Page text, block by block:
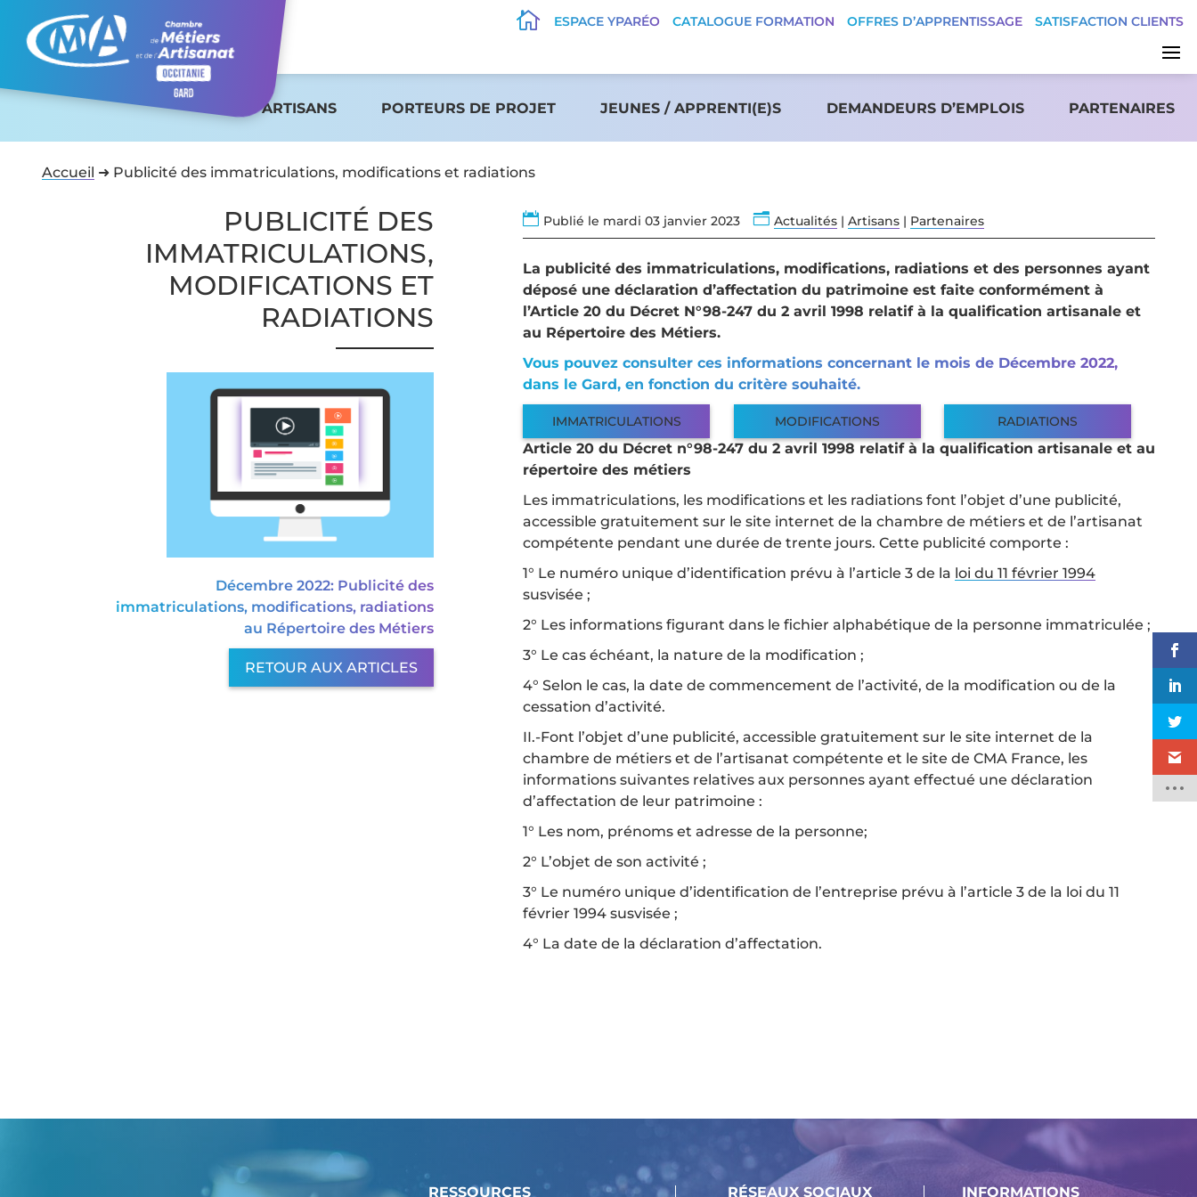
 ESPACE YPARÉO CATALOGUE FORMATION OFFRES D’APPRENTISSAGE SATISFACTION CLIENTS
ARTISANS PORTEURS DE PROJET JEUNES / APPRENTI(E)S DEMANDEURS D’EMPLOIS PARTENAIRES
Accueil ➜ Publicité des immatriculations, modifications et radiations
PUBLICITÉ DES
IMMATRICULATIONS,
MODIFICATIONS ET
RADIATIONS
Décembre 2022: Publicité des
immatriculations, modifications, radiations
au Répertoire des Métiers
RETOUR AUX ARTICLES
 Publié le mardi 03 janvier 2023 n Actualités | Artisans | Partenaires
La publicité des immatriculations, modifications, radiations et des personnes ayant
déposé une déclaration d’affectation du patrimoine est faite conformément à
l’Article 20 du Décret N°98-247 du 2 avril 1998 relatif à la qualification artisanale et
au Répertoire des Métiers.
Vous pouvez consulter ces informations concernant le mois de Décembre 2022,
dans le Gard, en fonction du critère souhaité.
IMMATRICULATIONS MODIFICATIONS RADIATIONS
Article 20 du Décret n°98-247 du 2 avril 1998 relatif à la qualification artisanale et au
répertoire des métiers
Les immatriculations, les modifications et les radiations font l’objet d’une publicité,
accessible gratuitement sur le site internet de la chambre de métiers et de l’artisanat
compétente pendant une durée de trente jours. Cette publicité comporte :
1° Le numéro unique d’identification prévu à l’article 3 de la loi du 11 février 1994
susvisée ;
2° Les informations figurant dans le fichier alphabétique de la personne immatriculée ;
3° Le cas échéant, la nature de la modification ;
4° Selon le cas, la date de commencement de l’activité, de la modification ou de la
cessation d’activité.
II.-Font l’objet d’une publicité, accessible gratuitement sur le site internet de la
chambre de métiers et de l’artisanat compétente et le site de CMA France, les
informations suivantes relatives aux personnes ayant effectué une déclaration
d’affectation de leur patrimoine :
1° Les nom, prénoms et adresse de la personne;
2° L’objet de son activité ;
3° Le numéro unique d’identification de l’entreprise prévu à l’article 3 de la loi du 11
février 1994 susvisée ;
4° La date de la déclaration d’affectation.
RESSOURCES RÉSEAUX SOCIAUX INFORMATIONS